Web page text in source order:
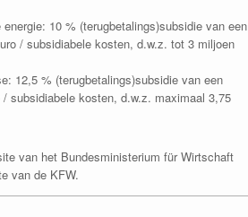
10 % (terugbetalings)subsidie van een
/ subsidiabele kosten, d.w.z. tot 3 miljoen
12,5 % (terugbetalings)subsidie van een
subsidiabele kosten, d.w.z. maximaal 3,75
van het Bundesministerium für Wirtschaft
van de KFW.